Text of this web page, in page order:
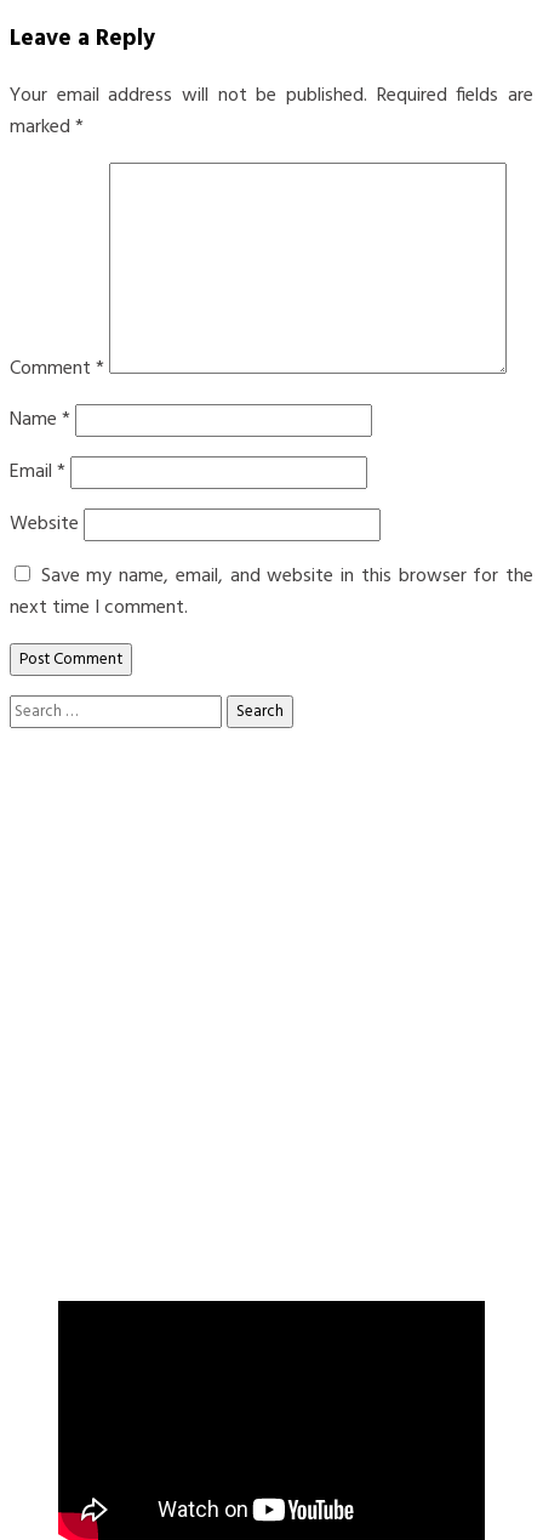
Leave a Reply
Your email address will not be published. Required fields are
marked*
Comment*
Name*
Email*
Website
Save my name, email, and website in this browser for the
next time I comment.
Search